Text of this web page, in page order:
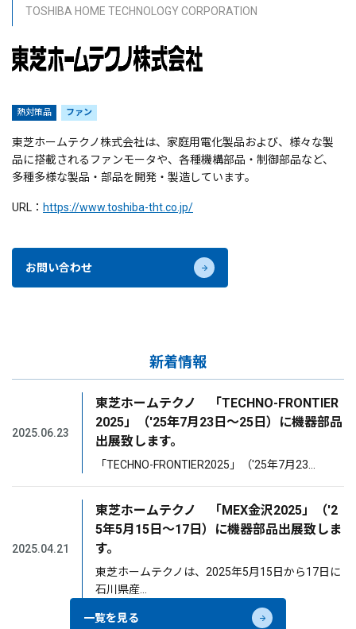
TOSHIBA HOME TECHNOLOGY CORPORATION
熱対策品 ファン
東芝ホームテクノ株式会社は、家庭用電化製品および、様々な製
品に搭載されるファンモータや、各種機構部品・制御部品など、
多種多様な製品・部品を開発・製造しています。
URL： https://www.toshiba-tht.co.jp/
お問い合わせ
新着情報
2025.06.23
東芝ホームテクノ 「TECHNO-FRONTIER
2025」（'25年7月23日～25日）に機器部品
出展致します。
「TECHNO-FRONTIER2025」（'25年7月23…
2025.04.21
東芝ホームテクノ 「MEX金沢2025」（'2
5年5月15日～17日）に機器部品出展致しま
す。
東芝ホームテクノは、2025年5月15日から17日に
石川県産…
一覧を見る